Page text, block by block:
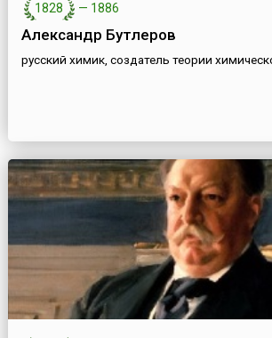
1828 — 1886
Александр Бутлеров
русский химик, создатель теории